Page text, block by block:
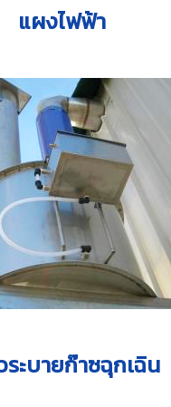
แผงไฟฟ้​​า
ระบายก๊าซฉุกเฉิน